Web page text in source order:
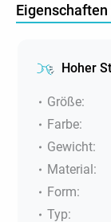
Eigenschaften
Hoher
Größe:
Farbe:
Gewicht:
Material:
Form:
Typ: